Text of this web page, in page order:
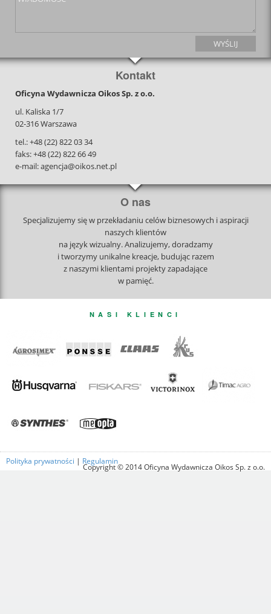
Kontakt
Oficyna Wydawnicza Oikos Sp. z o.o.
ul. Kaliska 1/7
02-316 Warszawa
tel.: +48 (22) 822 03 34
faks: +48 (22) 822 66 49
e-mail: agencja@oikos.net.pl
O nas
Specjalizujemy się w przekładaniu celów biznesowych i aspiracji
naszych klientów
na język wizualny. Analizujemy, doradzamy
i tworzymy unikalne kreacje, budując razem
z naszymi klientami projekty zapadające
w pamięć.
NASI KLIENCI
Polityka prywatności | Regulamin
Copyright © 2014 Oficyna Wydawnicza Oikos Sp. z o.o.